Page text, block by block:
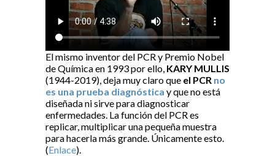
El mismo inventor del PCR y Premio Nobel
de Química en 1993 por ello, KARY MULLIS
(1944-2019), deja muy claro que el PCR no
es una prueba diagnóstica y que no está
diseñada ni sirve para diagnosticar
enfermedades. La función del PCR es
replicar, multiplicar una pequeña muestra
para hacerla más grande. Únicamente esto.
(Enlace).